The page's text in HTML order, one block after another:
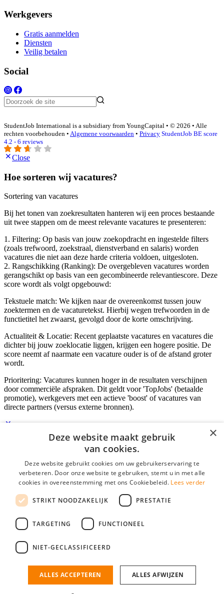
Werkgevers
Gratis aanmelden
Diensten
Veilig betalen
Social
StudentJob International is a subsidiary from YoungCapital • © 2026 • Alle
rechten voorbehouden • Algemene voorwaarden • Privacy StudentJob BE score
4.2 - 6 reviews
Close
Hoe sorteren wij vacatures?
Sortering van vacatures
Bij het tonen van zoekresultaten hanteren wij een proces bestaande
uit twee stappen om de meest relevante vacatures te presenteren:
1. Filtering: Op basis van jouw zoekopdracht en ingestelde filters
(zoals trefwoord, zoekstraal, dienstverband en salaris) worden
vacatures die niet aan deze harde criteria voldoen, uitgesloten.
2. Rangschikking (Ranking): De overgebleven vacatures worden
gerangschikt op basis van een gecombineerde relevantiescore. Deze
score wordt als volgt opgebouwd:
Tekstuele match: We kijken naar de overeenkomst tussen jouw
zoektermen en de vacaturetekst. Hierbij wegen trefwoorden in de
functietitel het zwaarst, gevolgd door de korte omschrijving.
Actualiteit & Locatie: Recent geplaatste vacatures en vacatures die
dichter bij jouw zoeklocatie liggen, krijgen een hogere positie. De
score neemt af naarmate een vacature ouder is of de afstand groter
wordt.
Prioritering: Vacatures kunnen hoger in de resultaten verschijnen
door commerciële afspraken. Dit geldt voor 'TopJobs' (betaalde
promotie), werkgevers met een actieve 'boost' of vacatures van
directe partners (versus externe bronnen).
E-mail*
Wachtwoord
login gegevens onthouden
login
Bedrijf aanmelden
nieuwe collega/werknemer zo gevonden!
×
Deze website maakt gebruik
van cookies.
Deze website gebruikt cookies om uw gebruikerservaring te
verbeteren. Door onze website te gebruiken, stemt u in met alle
cookies in overeenstemming met ons Cookiebeleid. Lees verder
STRIKT NOODZAKELIJK PRESTATIE
TARGETING FUNCTIONEEL
NIET-GECLASSIFICEERD
ALLES ACCEPTEREN ALLES AFWIJZEN